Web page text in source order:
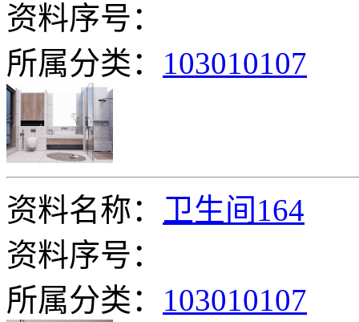
资料序号：
所属分类： 103010107
资料名称： 卫生间164
资料序号：
所属分类： 103010107